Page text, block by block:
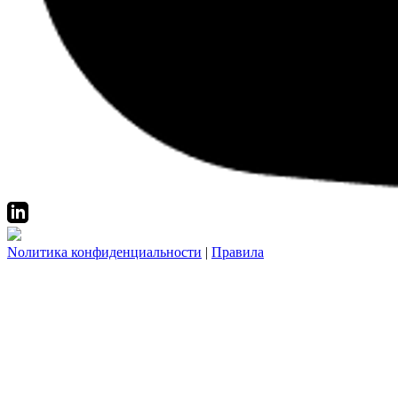
Nолитика конфиденциальности | Правила